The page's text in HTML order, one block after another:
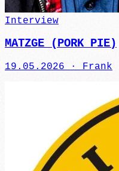
Interview
MATZGE (PORK PIE)
19.05.2026 · Frank